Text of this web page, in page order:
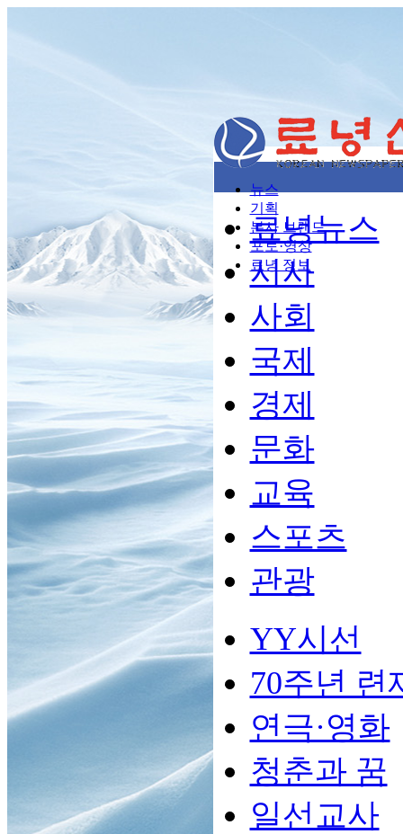
뉴스
기획
본사 브랜드
포토·영상
료녕 정보
료녕뉴스
시사
사회
국제
경제
문화
교육
스포츠
관광
YY시선
70주년 련
연극·영화
청춘과 꿈
일선교사